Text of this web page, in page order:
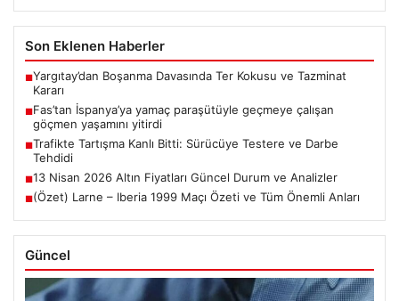
Son Eklenen Haberler
■Yargıtay’dan Boşanma Davasında Ter Kokusu ve Tazminat
Kararı
■Fas’tan İspanya’ya yamaç paraşütüyle geçmeye çalışan
göçmen yaşamını yitirdi
■Trafikte Tartışma Kanlı Bitti: Sürücüye Testere ve Darbe
Tehdidi
■13 Nisan 2026 Altın Fiyatları Güncel Durum ve Analizler
■(Özet) Larne – Iberia 1999 Maçı Özeti ve Tüm Önemli Anları
Güncel